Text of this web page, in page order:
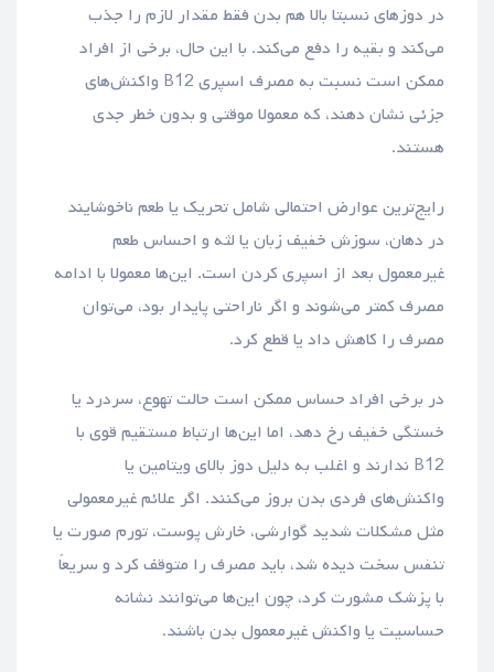
در دوزهای نسبتا بالا هم بدن فقط مقدار لازم را جذب
می‌کند و بقیه را دفع می‌کند. با این حال، برخی از افراد
ممکن است نسبت به مصرف اسپری B12 واکنش‌های
جزئی نشان دهند، که معمولا موقتی و بدون خطر جدی
هستند.
رایج‌ترین عوارض احتمالی شامل تحریک یا طعم ناخوشایند
در دهان، سوزش خفیف زبان یا لثه و احساس طعم
غیرمعمول بعد از اسپری کردن است. این‌ها معمولا با ادامه
مصرف کمتر می‌شوند و اگر ناراحتی پایدار بود، می‌توان
مصرف را کاهش داد یا قطع کرد.
در برخی افراد حساس ممکن است حالت تهوع، سردرد یا
خستگی خفیف رخ دهد، اما این‌ها ارتباط مستقیم قوی با
B12 ندارند و اغلب به دلیل دوز بالای ویتامین یا
واکنش‌های فردی بدن بروز می‌کنند. اگر علائم غیرمعمولی
مثل مشکلات شدید گوارشی، خارش پوست، تورم صورت یا
تنفس سخت دیده شد، باید مصرف را متوقف کرد و سریعاً
با پزشک مشورت کرد، چون این‌ها می‌توانند نشانه
حساسیت یا واکنش غیرمعمول بدن باشند.